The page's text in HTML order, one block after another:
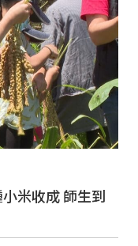
米收成 師生到